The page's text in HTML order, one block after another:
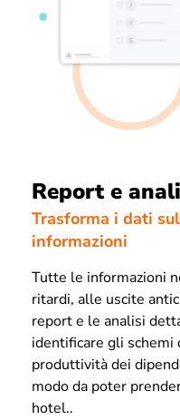
Report e
Trasforma i dati
informazioni
Tutte le informazioni
ritardi, alle uscite
report e le analisi
identificare gli schemi
produttività dei
modo da poter
hotel..